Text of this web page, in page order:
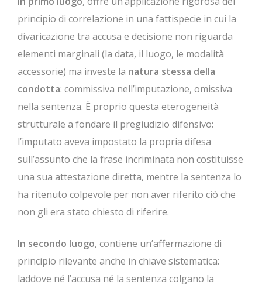
principio di correlazione in una fattispecie in cui la
divaricazione tra accusa e decisione non riguarda
elementi marginali (la data, il luogo, le modalità
accessorie) ma investe la natura stessa della
condotta: commissiva nell’imputazione, omissiva
nella sentenza. È proprio questa eterogeneità
strutturale a fondare il pregiudizio difensivo:
l’imputato aveva impostato la propria difesa
sull’assunto che la frase incriminata non costituisse
una sua attestazione diretta, mentre la sentenza lo
ha ritenuto colpevole per non aver riferito ciò che
non gli era stato chiesto di riferire.
In secondo luogo, contiene un’affermazione di
principio rilevante anche in chiave sistematica:
laddove né l’accusa né la sentenza colgano la